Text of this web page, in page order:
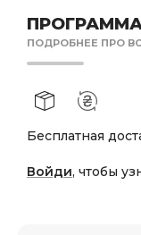
ПОДРОБНЕЕ ПРО
Бесплатная
Войди, чтобы